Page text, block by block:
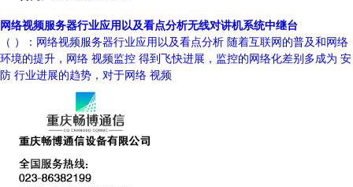
网络视频服务器行业应用以及看点分析无线对讲机系统中继台
（ ）：网络视频服务器行业应用以及看点分析 随着互联网的普及和网络
环境的提升，网络 视频监控 得到飞快进展，监控的网络化差别多成为 安
防 行业进展的趋势，对于网络 视频